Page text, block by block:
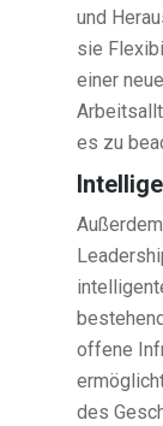
und
sie
einer
es zu
offene
des